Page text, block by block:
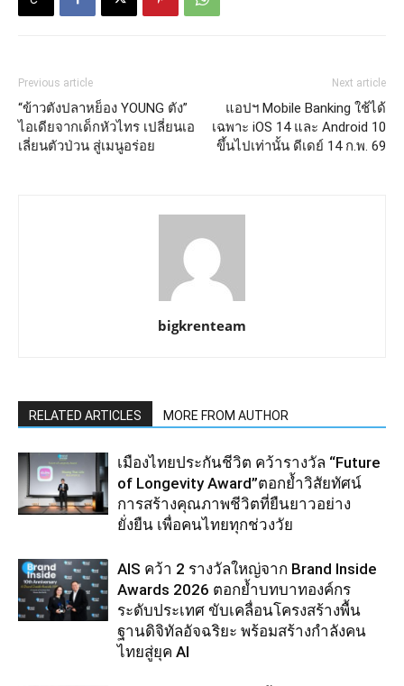
Previous article
“ข้าวตังปลาหย็อง YOUNG ตัง”
ไอเดียจากเด็กหัวไทร เปลี่ยนเอ
เลี่ยนตัวป่วน สู่เมนูอร่อย
Next article
แอปฯ Mobile Banking ใช้ได้
เฉพาะ iOS 14 และ Android 10
ขึ้นไปเท่านั้น ดีเดย์ 14 ก.พ. 69
bigkrenteam
RELATED ARTICLES MORE FROM AUTHOR
เมืองไทยประกันชีวิต คว้ารางวัล “Future
of Longevity Award”ตอกย้ำวิสัยทัศน์
การสร้างคุณภาพชีวิตที่ยืนยาวอย่าง
ยั่งยืน เพื่อคนไทยทุกช่วงวัย
AIS คว้า 2 รางวัลใหญ่จาก Brand Inside
Awards 2026 ตอกย้ำบทบาทองค์กร
ระดับประเทศ ขับเคลื่อนโครงสร้างพื้น
ฐานดิจิทัลอัจฉริยะ พร้อมสร้างกำลังคน
ไทยสู่ยุค AI